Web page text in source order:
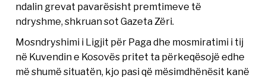
ndalin grevat pavarësisht premtimeve të
ndryshme, shkruan sot Gazeta Zëri.
Mosndryshimi i Ligjit për Paga dhe mosmiratimi i tij
në Kuvendin e Kosovës pritet ta përkeqësojë edhe
më shumë situatën, kjo pasi që mësimdhënësit kanë